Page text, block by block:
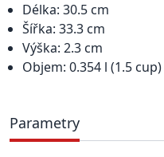
Délka: 30.5 cm
Šířka: 33.3 cm
Výška: 2.3 cm
Objem: 0.354 l (1.5 cup)
Parametry